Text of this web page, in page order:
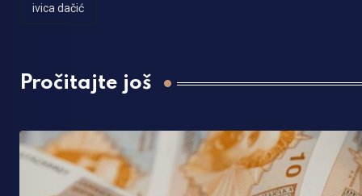
ivica dačić
Pročitajte još